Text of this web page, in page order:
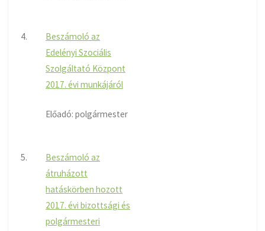
4.
Beszámoló az
Edelényi Szociális
Szolgáltató Központ
2017. évi munkájáról
Előadó: polgármester
5.
Beszámoló az
átruházott
hatáskörben hozott
2017. évi bizottsági és
polgármesteri